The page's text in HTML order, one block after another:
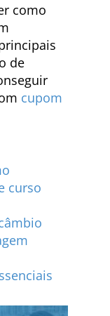
como
de
cupom
curso